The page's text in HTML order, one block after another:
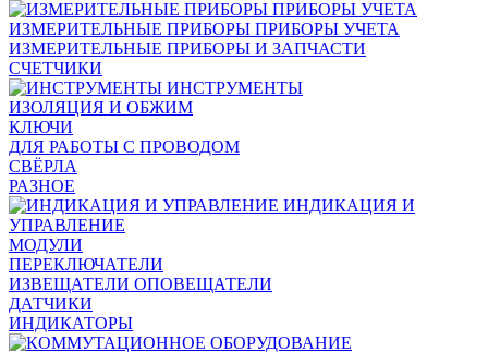
ИЗМЕРИТЕЛЬНЫЕ ПРИБОРЫ ПРИБОРЫ УЧЕТА
ИЗМЕРИТЕЛЬНЫЕ ПРИБОРЫ И ЗАПЧАСТИ
СЧЕТЧИКИ
ИНСТРУМЕНТЫ
ИЗОЛЯЦИЯ И ОБЖИМ
КЛЮЧИ
ДЛЯ РАБОТЫ С ПРОВОДОМ
СВЁРЛА
РАЗНОЕ
ИНДИКАЦИЯ И
УПРАВЛЕНИЕ
МОДУЛИ
ПЕРЕКЛЮЧАТЕЛИ
ИЗВЕЩАТЕЛИ ОПОВЕЩАТЕЛИ
ДАТЧИКИ
ИНДИКАТОРЫ